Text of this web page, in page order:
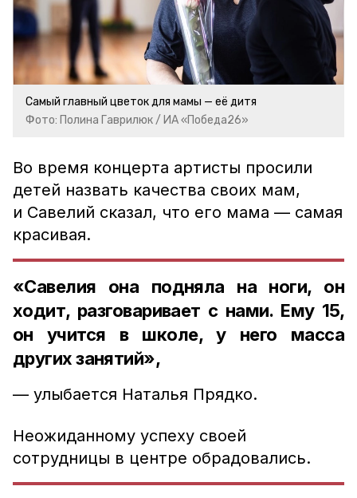
Самый главный цветок для мамы — её дитя
Фото: Полина Гаврилюк / ИА «Победа26»
Во время концерта артисты просили
детей назвать качества своих мам,
и Савелий сказал, что его мама — самая
красивая.
«Савелия она подняла на ноги, он
ходит, разговаривает с нами. Ему 15,
он учится в школе, у него масса
других занятий»,
— улыбается Наталья Прядко.
Неожиданному успеху своей
сотрудницы в центре обрадовались.